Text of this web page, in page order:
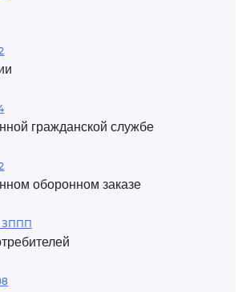
гражданской службе
оборонном заказе
ЗППП